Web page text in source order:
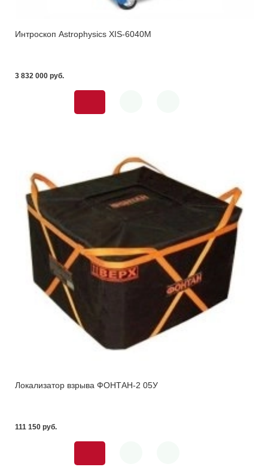
Интроскоп Astrophysics XIS-6040M
3 832 000 pуб.
Локализатор взрыва ФОНТАН-2 05У
111 150 pуб.